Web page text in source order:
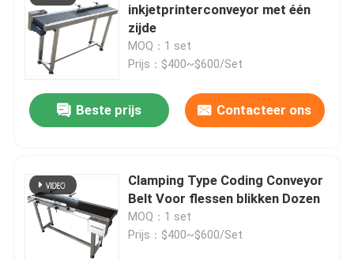
Vraag een offerte
Frictiepapiervoeder
Paging machine
inkjetprinterconveyor met één
zijde
MOQ：1 set
Prijs：$400~$600/Set
Beste prijs Contacteer ons
Clamping Type Coding Conveyor
Belt Voor flessen blikken Dozen
MOQ：1 set
Prijs：$400~$600/Set